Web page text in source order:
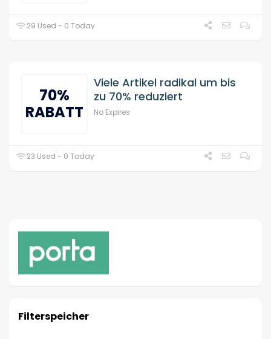
29 Used - 0 Today
70%
RABATT
Viele Artikel radikal um bis
zu 70% reduziert
No Expires
23 Used - 0 Today
Filterspeicher